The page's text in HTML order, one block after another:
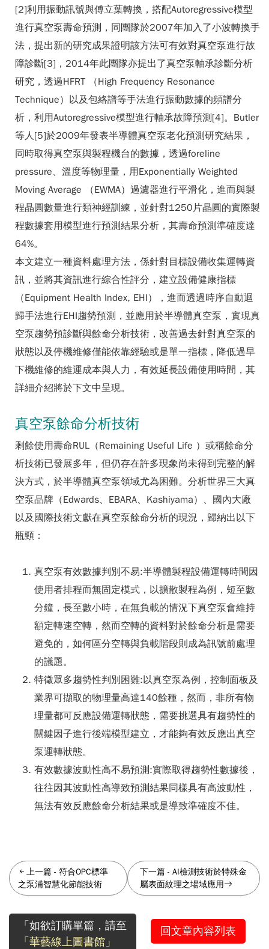
[2]利用振動訊號與傅立葉轉換，搭配Autoregressive模型
進行真空泵壽命預測，同團隊於2007年加入了小波轉換手
法，提出新的研究成果證明該方法可有效對真空泵進行故
障診斷[3]，2014年此團隊亦提出了真空泵軸承診斷分析
研究，透過HFRT （High Frequency Resonance
Technique）以及包絡譜等手法進行振動數據的頻譜分
析，利用Autoregressive模型進行軸承故障預測[4]。Butler
等人[5]於2009年發表半導體真空泵老化預測研究結果，
同時取得真空泵與製程機台的數據，透過foreline
pressure、溫度等物理量，用Exponentially Weighted
Moving Average （EWMA）過濾器進行平滑化，進而與製
程晶圓數量進行類神經訓練，並針對1250片晶圓的實際製
程數據套用模型進行預測結果分析，其壽命預測準確度達
64%。
本文建立一種資料處理方法，係針對目標設備收集運轉資
訊，並將其資訊進行綜合性評分，建立設備健康指標
（Equipment Health Index, EHI），進而透過時序自動迴
歸手法進行EHI趨勢預測，並應用於半導體真空泵，實現真
空泵趨勢預診斷與餘命分析技術，改善過去針對真空泵的
狀態以及停機維修僅能依靠經驗或是單一指標，降低過早
下機維修的維運成本與人力，有效延長設備使用時間，其
詳細介紹將於下文中呈現。
真空泵餘命分析技術
剩餘使用壽命RUL（Remaining Useful Life ）或稱餘命分
析技術已發展多年，但仍存在許多現象尚未得到完整的解
決方式，於半導體真空泵領域尤為困難。分析世界三大真
空泵品牌（Edwards、EBARA、Kashiyama）、國內大廠
以及國際技術文獻在真空泵餘命分析的現況，歸納出以下
瓶頸：
真空泵有效數據判別不易:半導體製程設備運轉時間因
使用者排程而無固定模式，以擴散製程為例，短至數
分鐘，長至數小時，在無負載的情況下真空泵會維持
額定轉速空轉，然而空轉的資料對於餘命分析是需要
避免的，如何區分空轉與負載階段則成為訊號前處理
的議題。
特徵眾多趨勢性判別困難:以真空泵為例，控制面板及
業界可擷取的物理量高達140餘種，然而，非所有物
理量都可反應設備運轉狀態，需要挑選具有趨勢性的
關鍵因子進行後端模型建立，才能夠有效反應出真空
泵運轉狀態。
有效數據波動性高不易預測:實際取得趨勢性數據後，
往往因其波動性高導致預測結果同樣具有高波動性，
無法有效反應餘命分析結果或是導致準確度不佳。
上一篇 - 符合OPC標準
之泵浦智慧化節能技術
下一篇 -AI檢測技術於特殊金
屬表面紋理之場域應用
「如欲訂購單篇，請至
「華藝線上圖書館」
回文章內容列表